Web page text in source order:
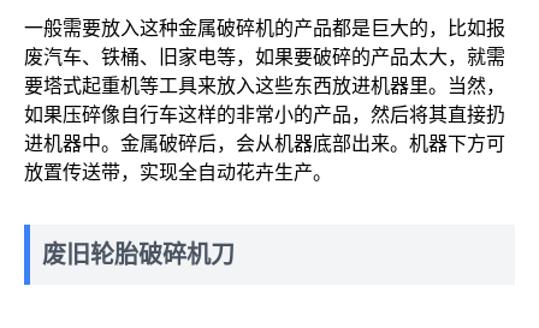
一般需要放入这种金属破碎机的产品都是巨大的，比如报
废汽车、铁桶、旧家电等，如果要破碎的产品太大，就需
要塔式起重机等工具来放入这些东西放进机器里。当然，
如果压碎像自行车这样的非常小的产品，然后将其直接扔
进机器中。金属破碎后，会从机器底部出来。机器下方可
放置传送带，实现全自动花卉生产。
废旧轮胎破碎机刀